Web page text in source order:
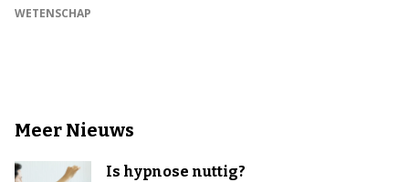
WETENSCHAP
Meer Nieuws
Is hypnose nuttig?